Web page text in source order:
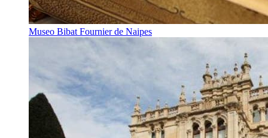
Museo Bibat Fournier de Naipes